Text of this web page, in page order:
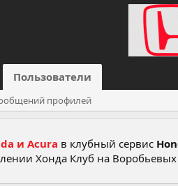
Пользователи
профилей
и Acura в клубный сервис
Хонда Клуб на Воробьевых